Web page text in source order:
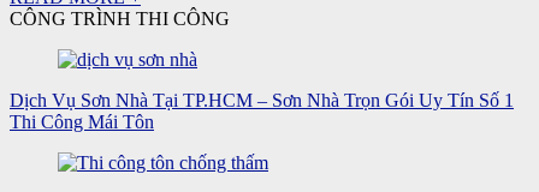
CÔNG TRÌNH THI CÔNG
Dịch Vụ Sơn Nhà Tại TP.HCM – Sơn Nhà Trọn Gói Uy Tín Số 1
Thi Công Mái Tôn